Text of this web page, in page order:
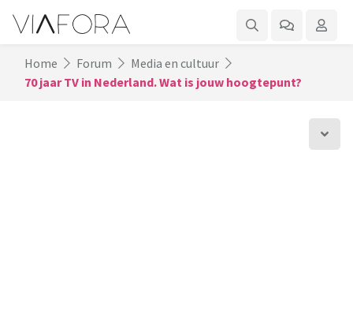
Home Forum
Media en cultuur
70 jaar TV in Nederland. Wat is jouw hoogtepunt?